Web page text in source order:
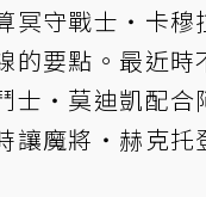
冥守戰士‧卡穆
的要點。最近時
士‧莫迪凱配合
讓魔將‧赫克托